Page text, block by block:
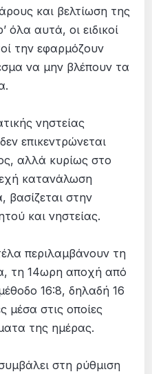
και βελτίωση της
όλα αυτά, οι ειδικοί
την εφαρμόζουν
να μην βλέπουν τα
νηστείας
επικεντρώνεται
αλλά κυρίως στο
κατανάλωση
βασίζεται στην
και νηστείας.
περιλαμβάνουν τη
τη 14ωρη αποχή από
16:8, δηλαδή 16
μέσα στις οποίες
της ημέρας.
στη ρύθμιση